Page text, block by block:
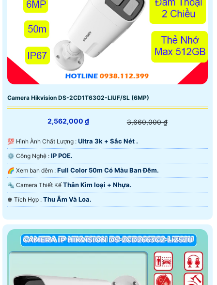
Camera Hikvision DS-2CD1T63G2-LIUF/SL (6MP)
2,562,000 ₫ 3,660,000 ₫
💯 Hình Ành Chất Lượng : Ultra 3k + Sắc Nét .
⚙ Công Nghệ : IP POE.
🌈 Xem ban đêm : Full Color 50m Có Màu Ban Ðêm.
🔩 Camera Thiết Kế Thân Kim loại + Nhựa.
️♚ Tích Hợp : Thu Âm Và Loa.